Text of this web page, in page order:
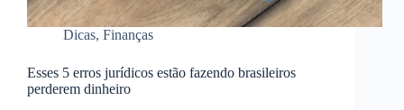
Dicas, Finanças
Esses 5 erros jurídicos estão fazendo brasileiros
perderem dinheiro